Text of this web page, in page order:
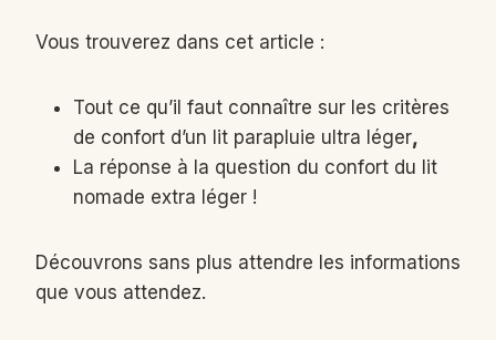
Vous trouverez dans cet article :
Tout ce qu’il faut connaître sur les critères
de confort d’un lit parapluie ultra léger,
La réponse à la question du confort du lit
nomade extra léger !
Découvrons sans plus attendre les informations
que vous attendez.